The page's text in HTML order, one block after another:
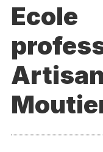
Ecole